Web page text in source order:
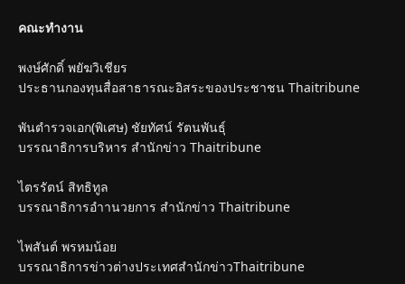
คณะทำงาน
พงษ์ศักดิ์ พยัฆวิเชียร
ประธานกองทุนสื่อสาธารณะอิสระของประชาชน Thaitribune
พันตำรวจเอก(พิเศษ) ชัยทัศน์ รัตนพันธุ์
บรรณาธิการบริหาร สำนักข่าว Thaitribune
ไตรรัตน์ สิทธิทูล
บรรณาธิการอำานวยการ สำนักข่าว Thaitribune
ไพสันต์ พรหมน้อย
บรรณาธิการข่าวต่างประเทศสำนักข่าวThaitribune